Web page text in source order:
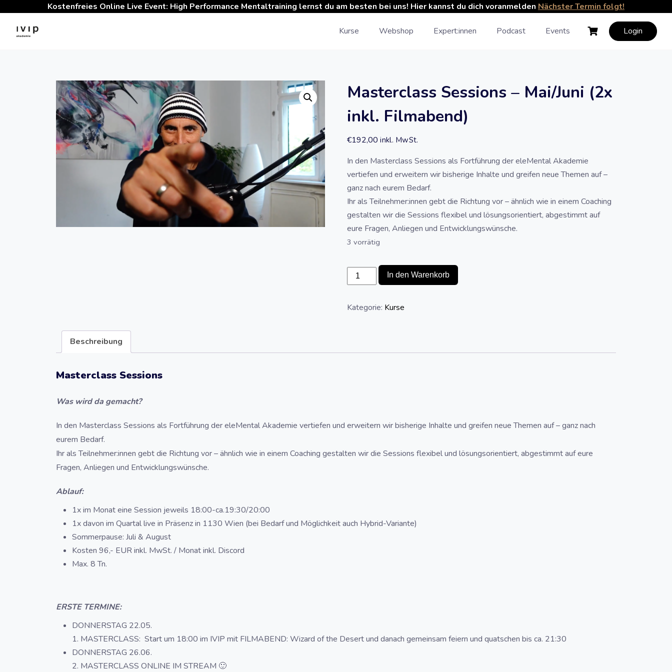
Kostenfreies Online Live Event: High Performance Mentaltraining lernst du am besten bei uns! Hier kannst du dich voranmelden Nächster Termin folgt!
Kurse Webshop Expert:innen Podcast Events Login
Masterclass Sessions – Mai/Juni (2x
inkl. Filmabend)
€192,00 inkl. MwSt.
In den Masterclass Sessions als Fortführung der eleMental Akademie
vertiefen und erweitern wir bisherige Inhalte und greifen neue Themen auf –
ganz nach eurem Bedarf.
Ihr als Teilnehmer:innen gebt die Richtung vor – ähnlich wie in einem Coaching
gestalten wir die Sessions flexibel und lösungsorientiert, abgestimmt auf
eure Fragen, Anliegen und Entwicklungswünsche.
3 vorrätig
Masterclass
Sessions
Mai/Juni
Filmabend)
In den Warenkorb
Kategorie: Kurse
Beschreibung
Masterclass Sessions
Was wird da gemacht?
In den Masterclass Sessions als Fortführung der eleMental Akademie vertiefen und erweitern wir bisherige Inhalte und greifen neue Themen auf – ganz nach
eurem Bedarf.
Ihr als Teilnehmer:innen gebt die Richtung vor – ähnlich wie in einem Coaching gestalten wir die Sessions flexibel und lösungsorientiert, abgestimmt auf eure
Fragen, Anliegen und Entwicklungswünsche.
Ablauf:
1x im Monat eine Session jeweils 18:00-ca.19:30/20:00
1x davon im Quartal live in Präsenz in 1130 Wien (bei Bedarf und Möglichkeit auch Hybrid-Variante)
Sommerpause: Juli & August
Kosten 96,- EUR inkl. MwSt. / Monat inkl. Discord
Max. 8 Tn.
ERSTE TERMINE:
DONNERSTAG 22.05.
1. MASTERCLASS: Start um 18:00 im IVIP mit FILMABEND: Wizard of the Desert und danach gemeinsam feiern und quatschen bis ca. 21:30
DONNERSTAG 26.06.
2. MASTERCLASS ONLINE IM STREAM 🙂